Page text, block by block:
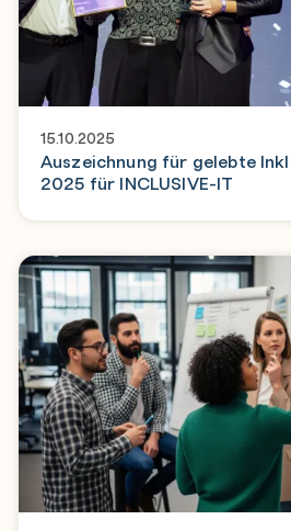
15.10.2025
Auszeichnung für gelebte
2025 für INCLUSIVE-IT